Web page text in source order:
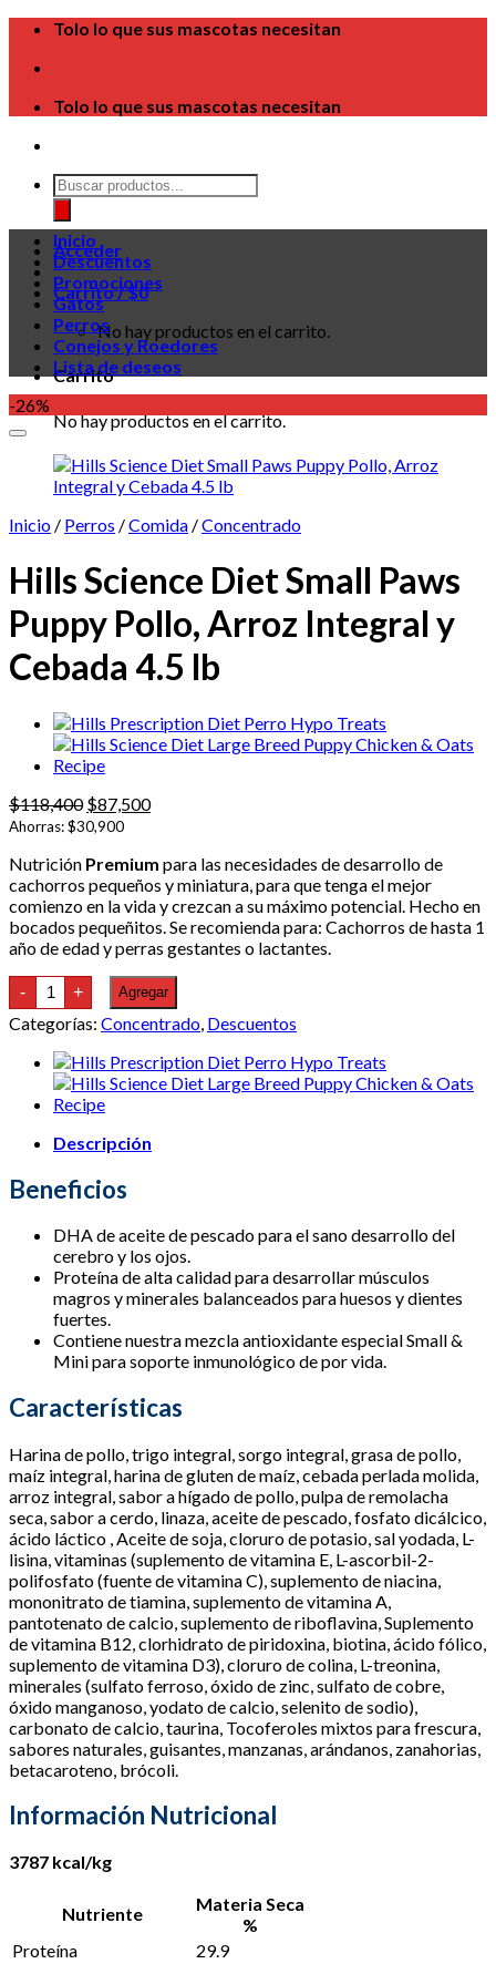
Skip
content
Tolo lo que sus mascotas necesitan
Tolo lo que sus mascotas necesitan
Búsqueda
de
productos
Acceder
Carrito /$0
No hay productos en el carrito.
Carrito
No hay productos en el carrito.
Inicio
Descuentos
Promociones
Gatos
Perros
Conejos y Roedores
Lista de deseos
-26%
Inicio / Perros /Comida /Concentrado
Hills Science Diet Small Paws
Puppy Pollo, Arroz Integral y
Cebada 4.5 lb
$118,400 El
precio
era:
$118,400.
$87,500El
es:
$87,500.
Ahorras:$30,900
Nutrición Premium para las necesidades de desarrollo de
cachorros pequeños y miniatura, para que tenga el mejor
comienzo en la vida y crezcan a su máximo potencial. Hecho en
bocados pequeñitos. Se recomienda para: Cachorros de hasta 1
año de edad y perras gestantes o lactantes.
- Hills
Science
Diet
Small
Paws
Puppy
Pollo,
Arroz
y
lb
+ Agregar
Categorías: Concentrado, Descuentos
Descripción
Beneficios
DHA de aceite de pescado para el sano desarrollo del
cerebro y los ojos.
Proteína de alta calidad para desarrollar músculos
magros y minerales balanceados para huesos y dientes
fuertes.
Contiene nuestra mezcla antioxidante especial Small &
Mini para soporte inmunológico de por vida.
Características
Harina de pollo, trigo integral, sorgo integral, grasa de pollo,
maíz integral, harina de gluten de maíz, cebada perlada molida,
arroz integral, sabor a hígado de pollo, pulpa de remolacha
seca, sabor a cerdo, linaza, aceite de pescado, fosfato dicálcico,
ácido láctico , Aceite de soja, cloruro de potasio, sal yodada, L-
lisina, vitaminas (suplemento de vitamina E, L-ascorbil-2-
polifosfato (fuente de vitamina C), suplemento de niacina,
mononitrato de tiamina, suplemento de vitamina A,
pantotenato de calcio, suplemento de riboflavina, Suplemento
de vitamina B12, clorhidrato de piridoxina, biotina, ácido fólico,
suplemento de vitamina D3), cloruro de colina, L-treonina,
minerales (sulfato ferroso, óxido de zinc, sulfato de cobre,
óxido manganoso, yodato de calcio, selenito de sodio),
carbonato de calcio, taurina, Tocoferoles mixtos para frescura,
sabores naturales, guisantes, manzanas, arándanos, zanahorias,
betacaroteno, brócoli.
Información Nutricional
3787 kcal/kg
Nutriente
Materia Seca
%
Proteína
29.9